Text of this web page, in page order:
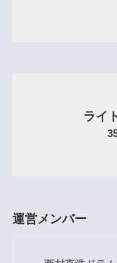
ライ
運営メンバー